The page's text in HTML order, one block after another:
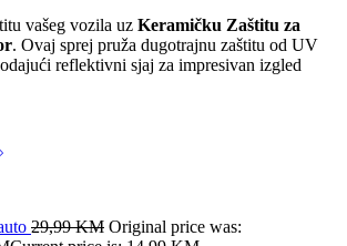
vašeg vozila uz Keramičku Zaštitu za
. Ovaj sprej pruža dugotrajnu zaštitu od UV
reflektivni sjaj za impresivan izgled
29,99KM Original price was: